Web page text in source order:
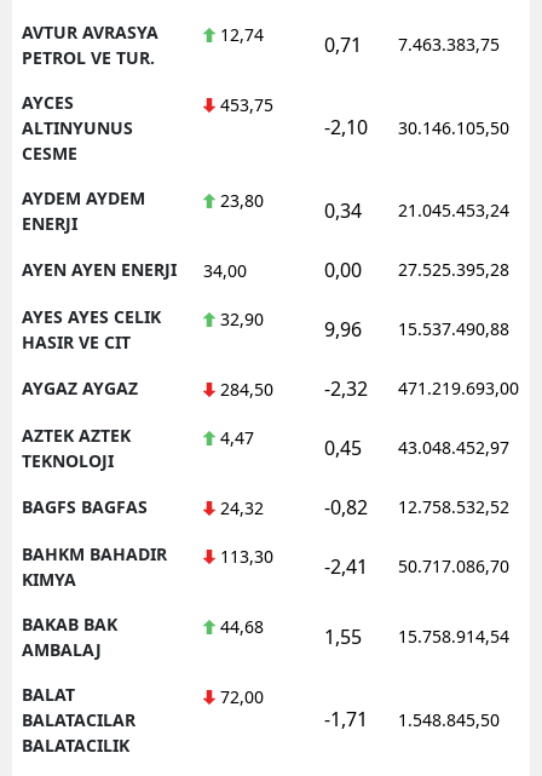
AVTUR AVRASYA
PETROL VE TUR.
12,74 0,71 7.463.383,75
AYCES
ALTINYUNUS
CESME
453,75
-2,10 30.146.105,50
AYDEM AYDEM
ENERJI
23,80 0,34 21.045.453,24
AYEN AYEN ENERJI 34,00 0,00 27.525.395,28
AYES AYES CELIK
HASIR VE CIT
32,90 9,96 15.537.490,88
AYGAZ AYGAZ 284,50 -2,32 471.219.693,00
AZTEK AZTEK
TEKNOLOJI
4,47 0,45 43.048.452,97
BAGFS BAGFAS 24,32 -0,82 12.758.532,52
BAHKM BAHADIR
KIMYA
113,30 -2,41 50.717.086,70
BAKAB BAK
AMBALAJ
44,68 1,55 15.758.914,54
BALAT
BALATACILAR
BALATACILIK
72,00
-1,71 1.548.845,50